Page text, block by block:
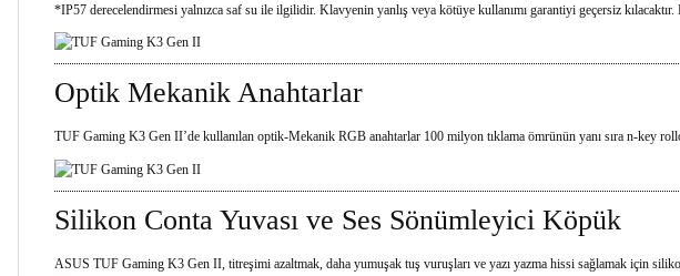
*IP57 derecelendirmesi yalnızca saf su ile ilgilidir. Klavyenin yanlış veya kötüye kullanımı garantiyi geçersiz
Optik Mekanik Anahtarlar
TUF Gaming K3 Gen II’de kullanılan optik-Mekanik RGB anahtarlar 100 milyon tıklama ömrünün yanı sıra n-key
Silikon Conta Yuvası ve Ses Sönümleyici Köpük
ASUS TUF Gaming K3 Gen II, titreşimi azaltmak, daha yumuşak tuş vuruşları ve yazı yazma hissi sağlamak için